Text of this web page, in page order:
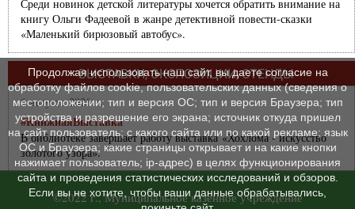
Среди новинок детской литературы хочется обратить внимание на
книгу Ольги Фадеевой в жанре детективной повести-сказки
«Маленький бирюзовый автобус».
ВЫСТАВКИ, ЭКСПОЗИЦИИ, СТЕНДЫ
6 августа 2026 г.
#КнижнаяВыставка
В библиотеке завершает работу выставка «Хохлома - искусство
золотого узора».
©2022 г., Муниципальное казенное учреждение
Продолжая использовать наш сайт, вы даете согласие на
обработку файлов cookie, пользовательских данных (сведения о
местоположении; тип и версия ОС; тип и версия Браузера; тип
устройства и разрешение его экрана; источник откуда пришел
на сайт пользователь; с какого сайта или по какой рекламе; язык
ОС и Браузера; какие страницы открывает и на какие кнопки
нажимает пользователь; ip-адрес) в целях функционирования
сайта и проведения статистических исследований и обзоров.
Если вы не хотите, чтобы ваши данные обрабатывались,